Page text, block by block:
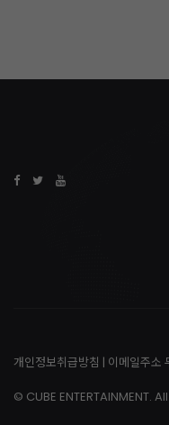
개인정보취급방침 | 이메일주소
© CUBE ENTERTAINMENT.